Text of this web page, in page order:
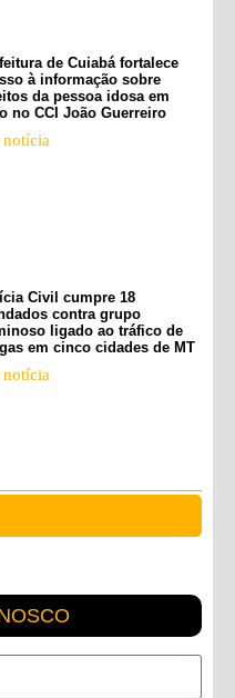
de Cuiabá fortalece
à informação sobre
da pessoa idosa em
no CCI João Guerreiro
notícia
Civil cumpre 18
contra grupo
ligado ao tráfico de
em cinco cidades de MT
notícia